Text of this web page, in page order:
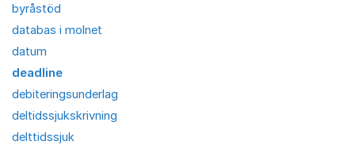
byråstöd
databas i molnet
datum
deadline
debiteringsunderlag
deltidssjukskrivning
delttidssjuk